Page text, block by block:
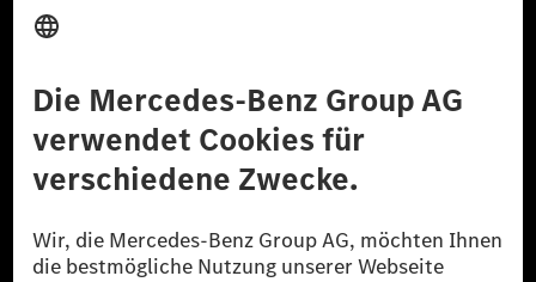
© 2026 Mercedes-Benz Group AG. Alle Rechte vorbehalten.
reduzierte CO₂-Emissionen bei der Mercedes-Benz Group durch
zertifizierte Ausgleichsprojekte kompensiert werden.